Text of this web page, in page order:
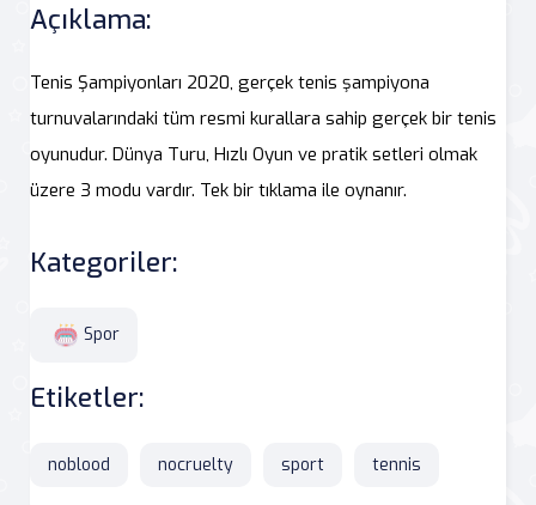
Açıklama:
Tenis Şampiyonları 2020, gerçek tenis şampiyona
turnuvalarındaki tüm resmi kurallara sahip gerçek bir tenis
oyunudur. Dünya Turu, Hızlı Oyun ve pratik setleri olmak
üzere 3 modu vardır. Tek bir tıklama ile oynanır.
Kategoriler:
Spor
Etiketler:
noblood nocruelty sport tennis